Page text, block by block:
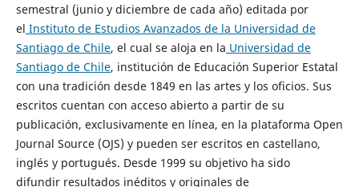
semestral (junio y diciembre de cada año) editada por
el Instituto de Estudios Avanzados de la Universidad de
Santiago de Chile, el cual se aloja en la Universidad de
Santiago de Chile, institución de Educación Superior Estatal
con una tradición desde 1849 en las artes y los oficios. Sus
escritos cuentan con acceso abierto a partir de su
publicación, exclusivamente en línea, en la plataforma Open
Journal Source (OJS) y pueden ser escritos en castellano,
inglés y portugués. Desde 1999 su objetivo ha sido
difundir resultados inéditos y originales de